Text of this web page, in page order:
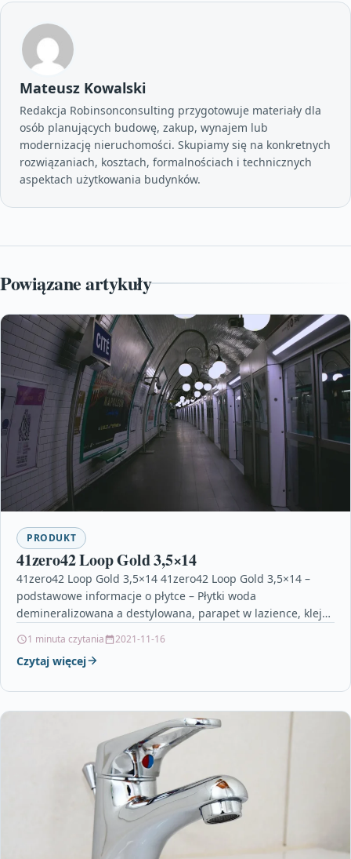
Mateusz Kowalski
Redakcja Robinsonconsulting przygotowuje materiały dla
osób planujących budowę, zakup, wynajem lub
modernizację nieruchomości. Skupiamy się na konkretnych
rozwiązaniach, kosztach, formalnościach i technicznych
aspektach użytkowania budynków.
Powiązane artykuły
PRODUKT
41zero42 Loop Gold 3,5×14
41zero42 Loop Gold 3,5×14 41zero42 Loop Gold 3,5×14 –
podstawowe informacje o płytce – Płytki woda
demineralizowana a destylowana, parapet w lazience, kleje
1 minuta czytania 2021-11-16
Czytaj więcej